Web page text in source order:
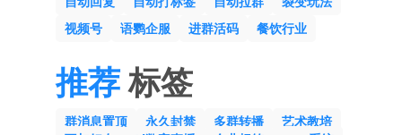
视频号
语鹦企服 进群活码 餐饮行业
推荐标签
群消息置顶 永久封禁 多群转播
艺术教培